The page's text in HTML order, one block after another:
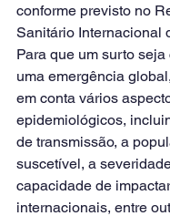
conforme previsto no
Sanitário Internacional
Para que um surto
uma emergência
em conta vários
epidemiológicos,
de transmissão, a
suscetível, a
capacidade de
internacionais, entre